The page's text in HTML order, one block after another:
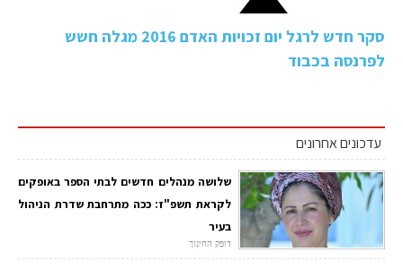
סקר חדש לרגל יום זכויות האדם 2016 מגלה חשש
לפרנסה בכבוד
עדכונים אחרונים
שלושה מנהלים חדשים לבתי הספר באופקים
לקראת תשפ"ז: ככה מתרחבת שדרת הניהול
בעיר
דופק החינוך